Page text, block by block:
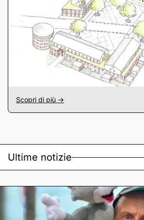
Scopri di più ->
Ultime notizie